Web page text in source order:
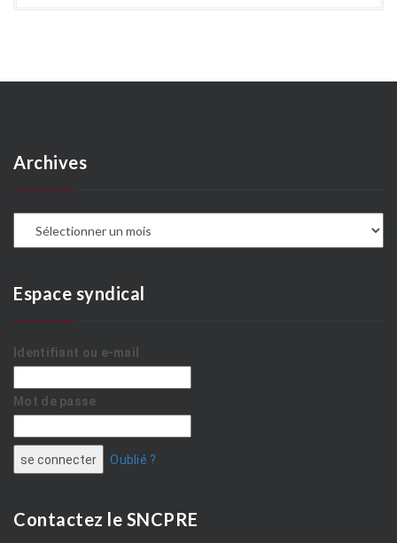
Archives
Espace syndical
Identifiant ou e-mail
Mot de passe
Oublié ?
Contactez le SNCPRE